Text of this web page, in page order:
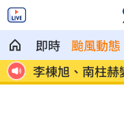
即時 颱風動態
時 李棟旭、南柱
看